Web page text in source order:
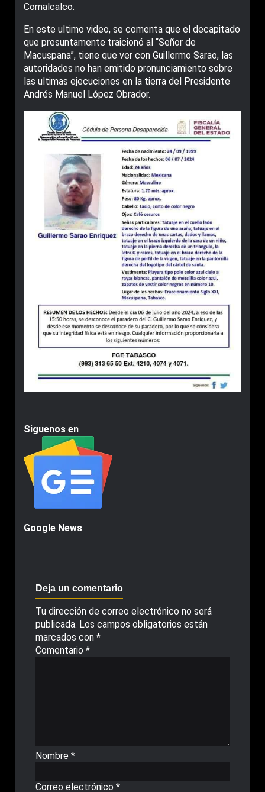
Comalcalco.
En este ultimo video, se comenta que el decapitado
que presuntamente traicionó al “Señor de
Macuspana”, tiene que ver con Guillermo Sarao, las
autoridades no han emitido pronunciamiento sobre
las ultimas ejecuciones en la tierra del Presidente
Andrés Manuel López Obrador.
Siguenos en
Google News
Deja un comentario
Tu dirección de correo electrónico no será
publicada. Los campos obligatorios están
marcados con *
Comentario *
Nombre *
Correo electrónico *